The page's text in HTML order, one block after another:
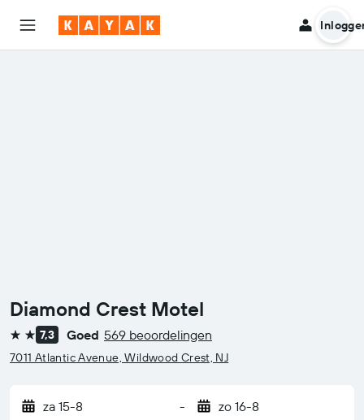
Diamond Crest Motel
2 sterren
7,3 Goed 569 beoordelingen
7011 Atlantic Avenue, Wildwood Crest, NJ
za 15-8 - zo 16-8